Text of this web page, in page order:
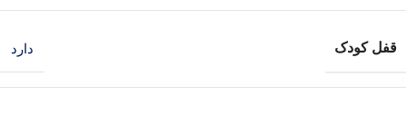
قفل کودک دارد